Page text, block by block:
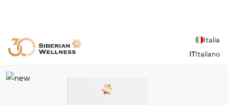
Italia
ITItaliano